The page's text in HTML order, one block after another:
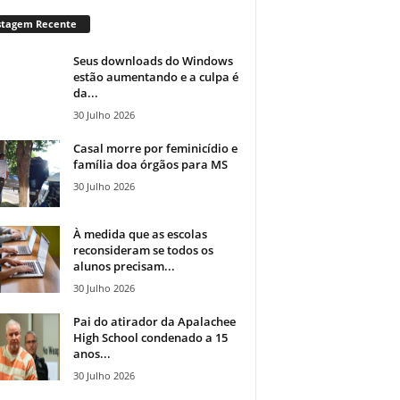
Recente
Seus downloads do Windows
estão aumentando e a culpa é
da...
30 Julho 2026
Casal morre por feminicídio e
família doa órgãos para MS
30 Julho 2026
À medida que as escolas
reconsideram se todos os
alunos precisam...
30 Julho 2026
Pai do atirador da Apalachee
High School condenado a 15
anos...
30 Julho 2026